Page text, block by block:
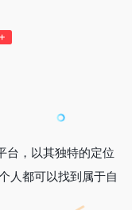
台，以其独特的定位
人都可以找到属于自